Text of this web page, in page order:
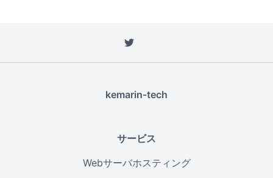
kemarin-tech
サービス
Webサーバホスティング